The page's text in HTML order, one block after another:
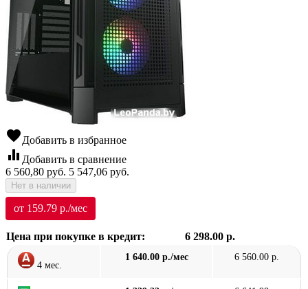
favoriteДобавить в избранное
equalizer Добавить в сравнение
6 560,80 руб. 5 547,06 руб.
Нет в наличии
от 159.79 р./мес
Цена при покупке в кредит: 6 298.00 р.
4 мес.
1 640.00 р./мес 6 560.00 р.